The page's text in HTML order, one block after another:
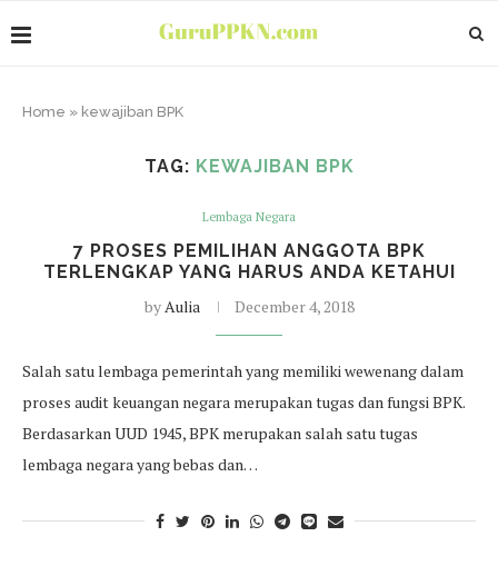
Home » kewajiban BPK
TAG: KEWAJIBAN BPK
Lembaga Negara
7 PROSES PEMILIHAN ANGGOTA BPK
TERLENGKAP YANG HARUS ANDA KETAHUI
byAulia December 4, 2018
Salah satu lembaga pemerintah yang memiliki wewenang dalam
proses audit keuangan negara merupakan tugas dan fungsi BPK.
Berdasarkan UUD 1945, BPK merupakan salah satu tugas
lembaga negara yang bebas dan…